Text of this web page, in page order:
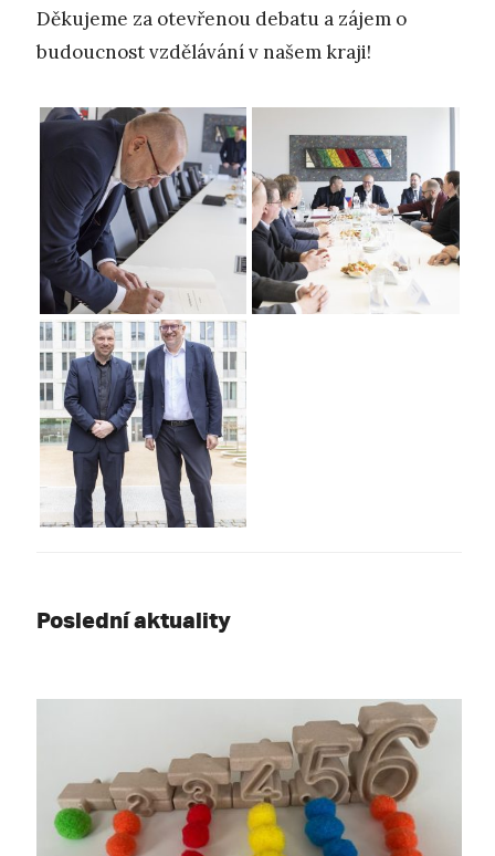
Děkujeme za otevřenou debatu a zájem o
budoucnost vzdělávání v našem kraji!
Poslední aktuality